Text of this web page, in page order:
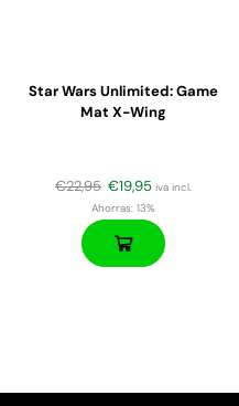
Star Wars Unlimited: Game
Mat X-Wing
€22,95 €19,95 iva incl.
Ahorras: 13%